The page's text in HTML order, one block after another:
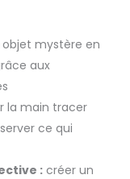
mystère en
aux
la main tracer
ce qui
: créer un